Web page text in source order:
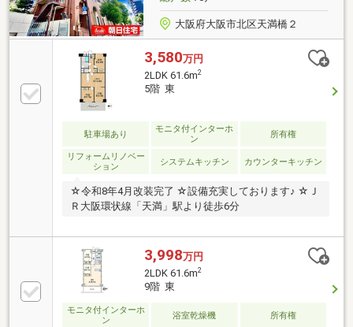
大阪府大阪市北区天満橋２
3,580万円
2LDK 61.6m2
5階 東
駐車場あり
モニタ付インターホ
ン
所有権
リフォームリノベー
ション
システムキッチン カウンターキッチン
☆令和8年4月改装完了 ☆設備充実しております♪ ☆Ｊ
Ｒ大阪環状線「天満」駅より徒歩6分
3,998万円
2LDK 61.6m2
9階 東
モニタ付インターホ
ン
浴室乾燥機 所有権